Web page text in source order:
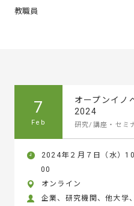
教職員
7
Feb
オープンイノ
2024
研究/講座・セミ
2024年２月７日（水）
00
オンライン
企業、研究機関、他大学